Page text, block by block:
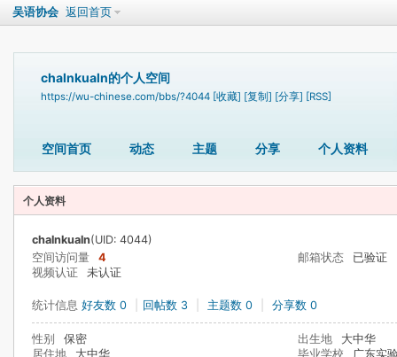
吴语协会 返回首页
chalnkualn的个人空间
https://wu-chinese.com/bbs/?4044 [收藏] [复制] [分享] [RSS]
空间首页 动态 主题 分享 个人资料
个人资料
chalnkualn(UID: 4044)
空间访问量
4 邮箱状态
已验证
视频认证
未认证
统计信息 好友数 0 回帖数 3 主题数 0 分享数 0
性别 保密 出生地
大中华
居住地
大中华 毕业学校
广东实